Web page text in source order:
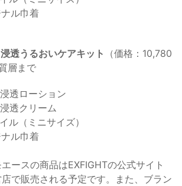
ル巾着
透うるおいケアキット
（価格：10,780
層まで
透ローション
透クリーム
ル（ミニサイズ）
ル巾着
ースの商品はEXFIGHTの公式サイト
で販売される予定です。また、ブラン